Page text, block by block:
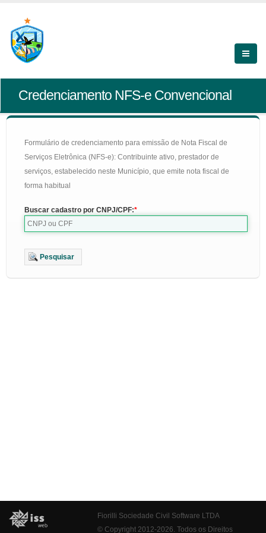
Credenciamento NFS-e Convencional
Formulário de credenciamento para emissão de Nota Fiscal de
Serviços Eletrônica (NFS-e): Contribuinte ativo, prestador de
serviços, estabelecido neste Município, que emite nota fiscal de
forma habitual
Buscar cadastro por CNPJ/CPF:
Pesquisar
Fiorilli Sociedade Civil Software LTDA
© Copyright 2012-2026. Todos os Direitos